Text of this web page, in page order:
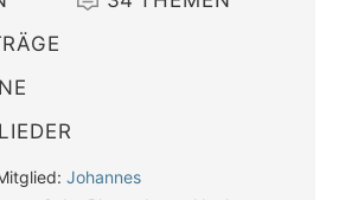
Johannes